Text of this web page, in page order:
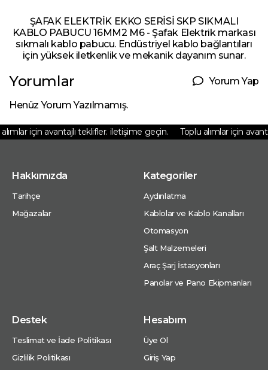
ŞAFAK ELEKTRİK EKKO SERİSİ SKP SIKMALI
KABLO PABUCU 16MM2 M6 - Şafak Elektrik markası
sıkmalı kablo pabucu. Endüstriyel kablo bağlantıları
için yüksek iletkenlik ve mekanik dayanım sunar.
Yorumlar Yorum Yap
Henüz Yorum Yazılmamış.
için avantajlı teklifler. iletişime geçin. Toplu alımlar için
Hakkımızda
Tarihçe
Mağazalar
Kategoriler
Aydınlatma
Kablolar ve Kablo Kanalları
Otomasyon
Şalt Malzemeleri
Araç Şarj İstasyonları
Panolar ve Pano Ekipmanları
Destek
Teslimat ve İade Politikası
Gizlilik Politikası
Hesabım
Üye Ol
Giriş Yap